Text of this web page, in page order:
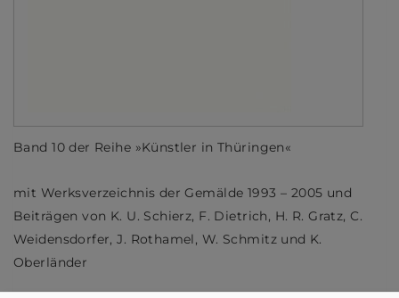
Band 10 der Reihe »Künstler in Thüringen«
mit Werksverzeichnis der Gemälde 1993 – 2005 und
Beiträgen von K. U. Schierz, F. Dietrich, H. R. Gratz, C.
Weidensdorfer, J. Rothamel, W. Schmitz und K.
Oberländer